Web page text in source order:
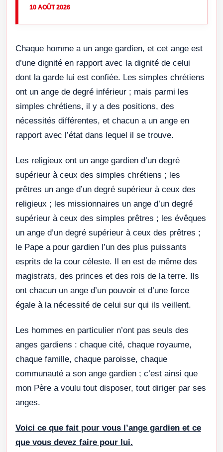
10 AOÛT 2026
Chaque homme a un ange gardien, et cet ange est
d’une dignité en rapport avec la dignité de celui
dont la garde lui est confiée. Les simples chrétiens
ont un ange de degré inférieur ; mais parmi les
simples chrétiens, il y a des positions, des
nécessités différentes, et chacun a un ange en
rapport avec l’état dans lequel il se trouve.
Les religieux ont un ange gardien d’un degré
supérieur à ceux des simples chrétiens ; les
prêtres un ange d’un degré supérieur à ceux des
religieux ; les missionnaires un ange d’un degré
supérieur à ceux des simples prêtres ; les évêques
un ange d’un degré supérieur à ceux des prêtres ;
le Pape a pour gardien l’un des plus puissants
esprits de la cour céleste. Il en est de même des
magistrats, des princes et des rois de la terre. Ils
ont chacun un ange d’un pouvoir et d’une force
égale à la nécessité de celui sur qui ils veillent.
Les hommes en particulier n’ont pas seuls des
anges gardiens : chaque cité, chaque royaume,
chaque famille, chaque paroisse, chaque
communauté a son ange gardien ; c’est ainsi que
mon Père a voulu tout disposer, tout diriger par ses
anges.
Voici ce que fait pour vous l’ange gardien et ce
que vous devez faire pour lui.